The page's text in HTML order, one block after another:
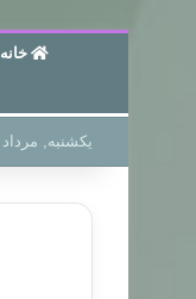
خانه
یکشنبه, مرداد ۱۸ ۱۴۰۵